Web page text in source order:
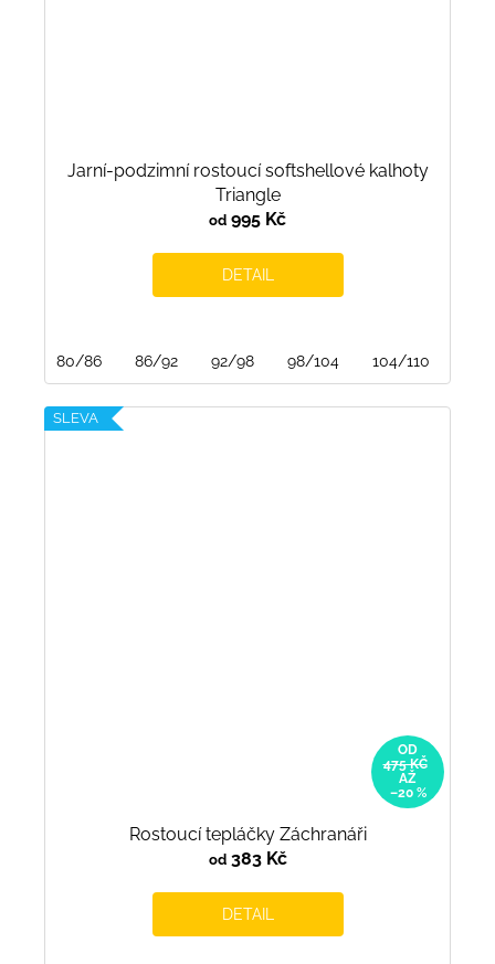
Jarní-podzimní rostoucí softshellové kalhoty
Triangle
od 995 Kč
DETAIL
80/86 86/92 92/98 98/104 104/110
SLEVA
OD
475 KČ
AŽ
–20 %
Rostoucí tepláčky Záchranáři
od383 Kč
DETAIL